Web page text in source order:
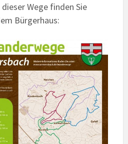
Wege finden Sie
Bürgerhaus: